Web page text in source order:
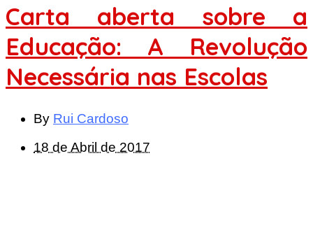
Carta aberta sobre a
Educação: A Revolução
Necessária nas Escolas
By Rui Cardoso
18 de Abril de 2017